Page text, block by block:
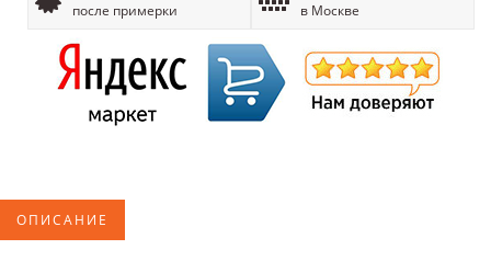
после примерки
в Москве
ОПИСАНИЕ